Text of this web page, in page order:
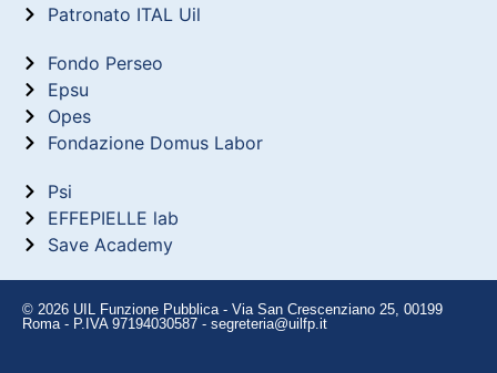
Patronato ITAL Uil
Fondo Perseo
Epsu
Opes
Fondazione Domus Labor
Psi
EFFEPIELLE lab
Save Academy
© 2026 UIL Funzione Pubblica - Via San Crescenziano 25, 00199
Roma - P.IVA 97194030587 - segreteria@uilfp.it